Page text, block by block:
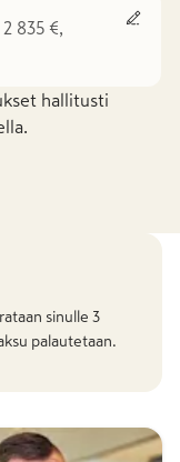
835 €,
hallitusti
sinulle 3
palautetaan.